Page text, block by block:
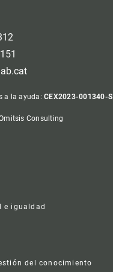
a la ayuda:CEX2023-001340-S
Consulting
e igualdad
del conocimiento